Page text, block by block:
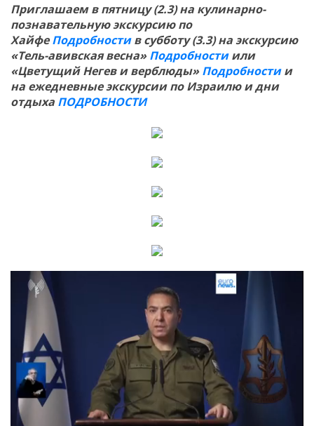
Приглашаем в пятницу (2.3) на кулинарно-
познавательную экскурсию по
ХайфеПодробностив субботу (3.3) на экскурсию
«Тель-авивская весна»Подробностиили
«Цветущий Негев и верблюды»Подробностии
на ежедневные экскурсии по Израилю и дни
отдыха ПОДРОБНОСТИ